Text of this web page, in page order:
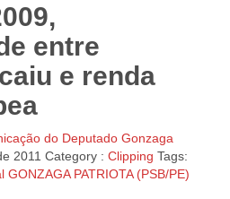
entre
e renda
do Deputado Gonzaga
2011 Category : Clipping Tags:
PATRIOTA (PSB/PE)